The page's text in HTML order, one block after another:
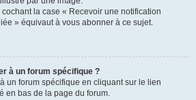
la case « Recevoir une notification
» équivaut à vous abonner à ce sujet.
à un forum spécifique ?
un forum spécifique en cliquant sur le lien
en bas de la page du forum.